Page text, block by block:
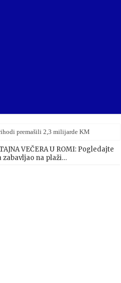
premašili 2,3 milijarde KM
VEČERA U ROMI: Pogledajte
zabavljao na plaži…